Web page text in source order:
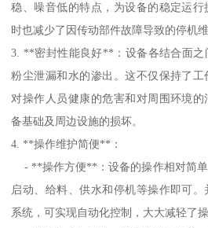
稳、噪音低的特点，为设备的稳定运
时也减少了因传动部件故障导致的停机维
3. **密封性能良好**：设备各结合面之
粉尘泄漏和水的渗出。这不仅保持了
对操作人员健康的危害和对周围环境
备基础及周边设施的损坏。
4. **操作维护简便**：
- **操作方便**：设备的操作相对简
启动、给料、供水和停机等操作即可
系统，可实现自动化控制，大大减轻了